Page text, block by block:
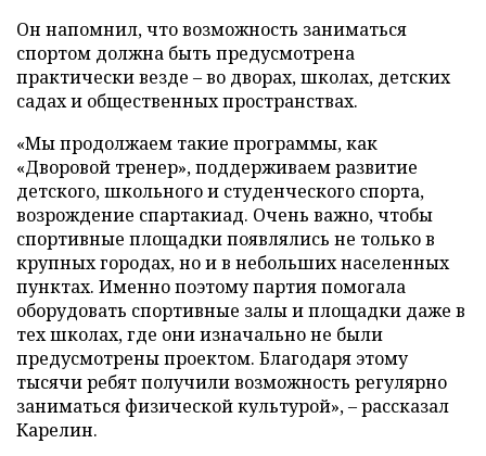
Он напомнил, что возможность заниматься
спортом должна быть предусмотрена
практически везде – во дворах, школах, детских
садах и общественных пространствах.
«Мы продолжаем такие программы, как
«Дворовой тренер», поддерживаем развитие
детского, школьного и студенческого спорта,
возрождение спартакиад. Очень важно, чтобы
спортивные площадки появлялись не только в
крупных городах, но и в небольших населенных
пунктах. Именно поэтому партия помогала
оборудовать спортивные залы и площадки даже в
тех школах, где они изначально не были
предусмотрены проектом. Благодаря этому
тысячи ребят получили возможность регулярно
заниматься физической культурой», – рассказал
Карелин.